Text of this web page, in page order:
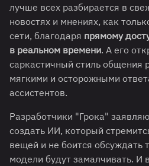
лучше всех разбирается в
новостях и мнениях, как
сети, благодаря прямому
в реальном времени. А его
саркастичный стиль общения
мягкими и осторожными
ассистентов.
Разработчики "Грока"
создать ИИ, который
вещей и не боится обсуждать
модели будут замалчивать. И